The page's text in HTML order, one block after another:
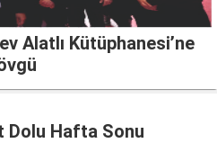
Alatlı Kütüphanesi’ne
Dolu Hafta Sonu